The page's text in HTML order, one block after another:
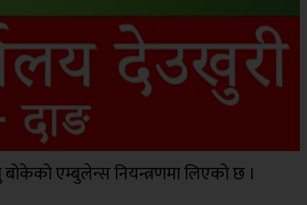
बोकेको एम्बुलेन्स नियन्त्रणमा लिएको छ ।